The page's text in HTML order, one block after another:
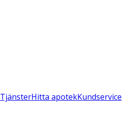
TjänsterHitta apotekKundservice